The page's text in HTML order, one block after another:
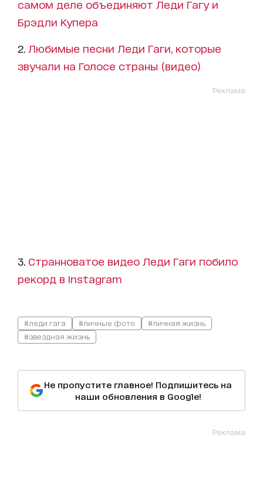
самом деле объединяют Леди Гагу и
Брэдли Купера
2. Любимые песни Леди Гаги, которые
звучали на Голосе страны (видео)
Реклама
3. Странноватое видео Леди Гаги побило
рекорд в Instagram
#леди гага #личные фото
#личная жизнь
#звездная жизнь
Не пропустите главное! Подпишитесь на
наши обновления в Google!
Реклама